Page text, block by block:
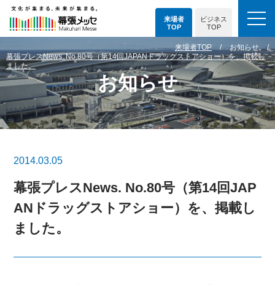
来場者
TOP
ビジネス
TOP
お知らせ
来場者TOP
お知らせ
幕張プレスNews. No.80号（第14回JAPANドラッグストアショー）を、掲載し
ました。
2014.03.05
幕張プレスNews. No.80号（第14回JAP
ANドラッグストアショー）を、掲載し
ました。